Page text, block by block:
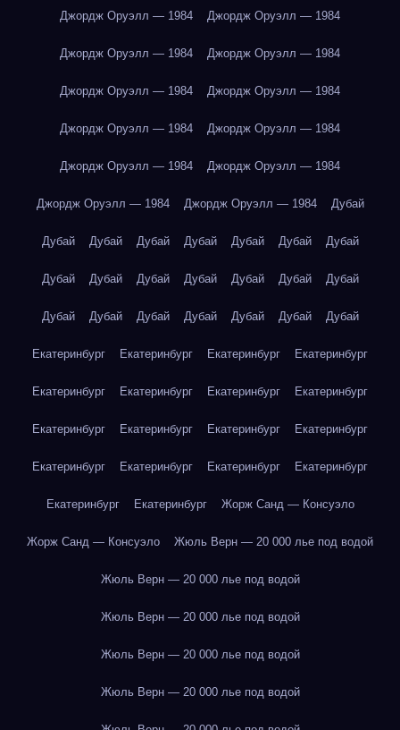
Джордж Оруэлл — 1984 Джордж Оруэлл — 1984
Джордж Оруэлл — 1984 Джордж Оруэлл — 1984
Джордж Оруэлл — 1984 Джордж Оруэлл — 1984
Джордж Оруэлл — 1984 Джордж Оруэлл — 1984
Джордж Оруэлл — 1984 Джордж Оруэлл — 1984
Джордж Оруэлл — 1984 Джордж Оруэлл — 1984 Дубай
Дубай Дубай Дубай Дубай Дубай Дубай Дубай
Дубай Дубай Дубай Дубай Дубай Дубай Дубай
Дубай Дубай Дубай Дубай Дубай Дубай Дубай
Екатеринбург Екатеринбург Екатеринбург Екатеринбург
Екатеринбург Екатеринбург Екатеринбург Екатеринбург
Екатеринбург Екатеринбург Екатеринбург Екатеринбург
Екатеринбург Екатеринбург Екатеринбург Екатеринбург
Екатеринбург Екатеринбург Жорж Санд — Консуэло
Жорж Санд — Консуэло Жюль Верн — 20 000 лье под водой
Жюль Верн — 20 000 лье под водой
Жюль Верн — 20 000 лье под водой
Жюль Верн — 20 000 лье под водой
Жюль Верн — 20 000 лье под водой